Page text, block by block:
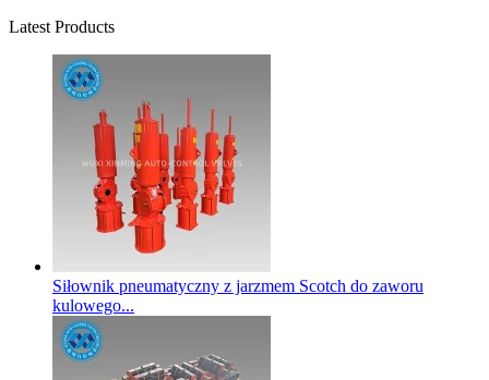
Latest Products
Siłownik pneumatyczny z jarzmem Scotch do zaworu
kulowego...